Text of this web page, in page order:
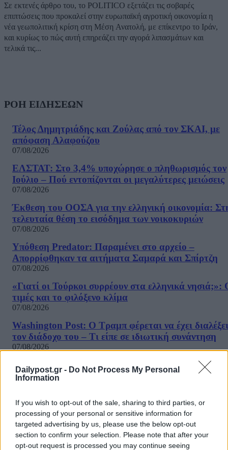
Dailypost.gr - Do Not Process My Personal
Information
If you wish to opt-out of the sale, sharing to third parties, or
processing of your personal or sensitive information for
targeted advertising by us, please use the below opt-out
section to confirm your selection. Please note that after your
opt-out request is processed you may continue seeing
Σε εκτενές άρθρο του, το POLITICO εξετάζει τις σοβαρές
επιπτώσεις που προκαλεί στην ευρωπαϊκή αγροτική οικονομία η
νέα γεωπολιτική κρίση στη Μέση Ανατολή, με επίκεντρο το Ιράν,
και κυρίως το πώς αυτή επηρεάζει την αγορά λιπασμάτων και
τελικά τις...
ΡΟΗ ΕΙΔΗΣΕΩΝ
Τέλος Δημητριάδης και Ζούλας από τον ΣΚΑΙ, με
απόφαση Αλαφούζου
07/08/2026
ΕΛΣΤΑΤ: Στο 3,4% υποχώρησε ο πληθωρισμός τον
Ιούλιο – Πού εντοπίζονται οι μεγαλύτερες μειώσεις
07/08/2026
Έκθεση του ΟΟΣΑ για την ελληνική οικονομία:
τελευταία θέση το εισόδημα των νοικοκυριών
07/08/2026
Υπόθεση Predator: Παραμένει στο αρχείο –
Απορρίφθηκαν τα αιτήματα Σαμαρά και Σπίρτζη
07/08/2026
«Γιατί οι Τούρκοι συρρέουν στα ελληνικά νησιά;»:
τιμές και το φιλόξενο κλίμα
07/08/2026
Washington Post: Ο Τραμπ φέρεται να έχει διαλέξει
τον διάδοχο του – Τι είπε σε ιδιωτική συνάντηση
07/08/2026
«Καμπάνα» 567 εκατ δολαρίων στη Meta για
στην ψυχική υγεία των παιδιών
Η εφαρμογή «Οδύσσεια του Ομήρου» του
Καραναστάση στην κορυφή του ελληνικού App
07/08/2026
ΔΗΜΟΦΙΛΗ